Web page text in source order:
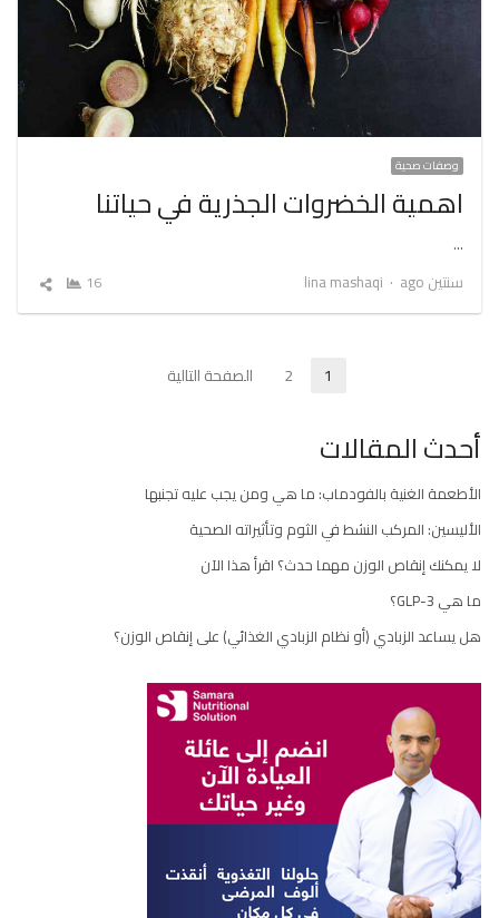
وصفات صحية
اهمية الخضروات الجذرية في حياتنا
…
سنتين ago
Author
lina mashaqi
16
شارك
المقالات
Page 1
Page 2 الصفحة التالية
أحدث المقالات
الأطعمة الغنية بالفودماب: ما هي ومن يجب عليه تجنبها
الأليسين: المركب النشط في الثوم وتأثيراته الصحية
لا يمكنك إنقاص الوزن مهما حدث؟ اقرأ هذا الآن
ما هي GLP-3؟
هل يساعد الزبادي (أو نظام الزبادي الغذائي) على إنقاص الوزن؟